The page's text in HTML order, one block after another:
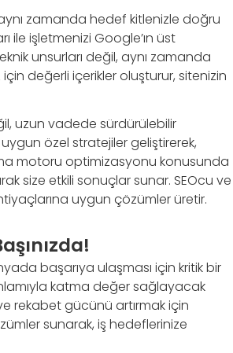
zamanda hedef kitlenizle doğru
ile işletmenizi Google’ın üst
unsurları değil, aynı zamanda
değerli içerikler oluşturur, sitenizin
uzun vadede sürdürülebilir
uygun özel stratejiler geliştirerek,
motoru optimizasyonu konusunda
size etkili sonuçlar sunar. SEOcu ve
uygun çözümler üretir.
başarıya ulaşması için kritik bir
katma değer sağlayacak
rekabet gücünü artırmak için
sunarak, iş hedeflerinize